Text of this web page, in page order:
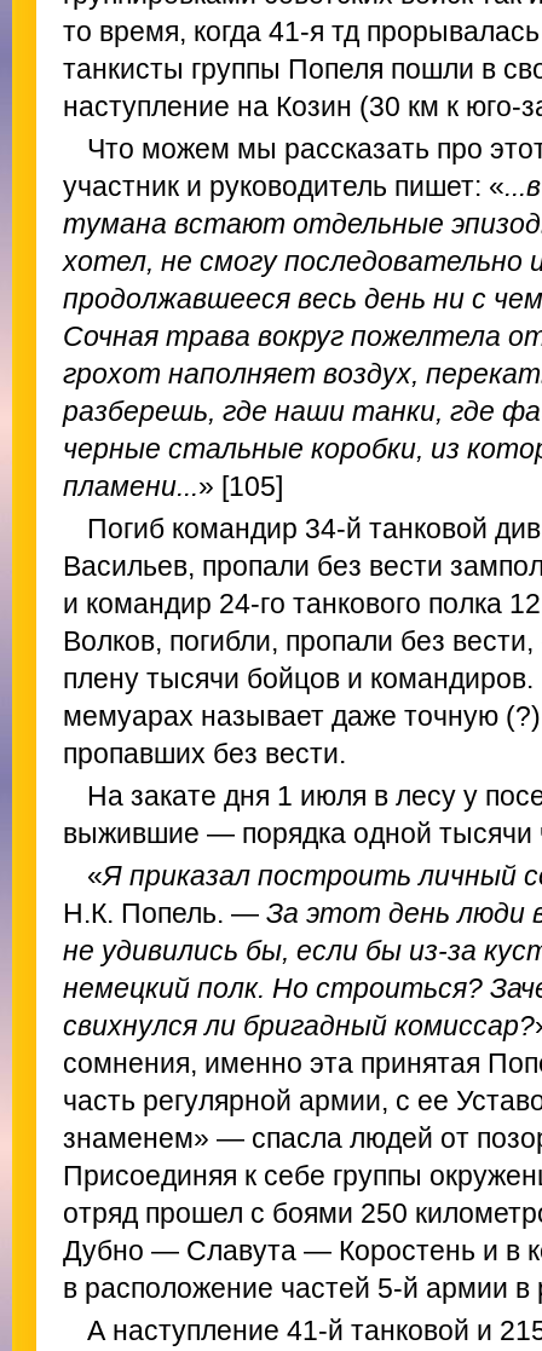
то время, когда 41-я тд
танкисты группы Попеля пошли в
наступление на Козин (30 км к юго-
Что можем мы рассказать про
участник и руководитель пишет: «
тумана встают отдельные
хотел, не смогу последовательно
продолжавшееся весь день ни с
Сочная трава вокруг пожелтела
грохот наполняет воздух,
разберешь, где наши танки, где
черные стальные коробки, из
пламени...» [105]
Погиб командир 34-й танковой
Васильев, пропали без вести
и командир 24-го танкового полка
Волков, погибли, пропали без
плену тысячи бойцов и
мемуарах называет даже точную
пропавших без вести.
На закате дня 1 июля в лесу у
выжившие — порядка одной тысячи
«Я приказал построить личный
Н.К. Попель. — За этот день люди
не удивились бы, если бы из-за
немецкий полк. Но строиться?
свихнулся ли бригадный комиссар?
сомнения, именно эта принятая
часть регулярной армии, с ее
знаменем» — спасла людей от
Присоединяя к себе группы
отряд прошел с боями 250
Дубно — Славута — Коростень и в
в расположение частей 5-й армии
А наступление 41-й танковой и